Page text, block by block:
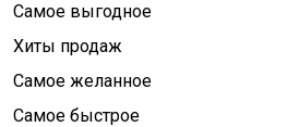
Самое выгодное
Хиты продаж
Самое желанное
Самое быстрое